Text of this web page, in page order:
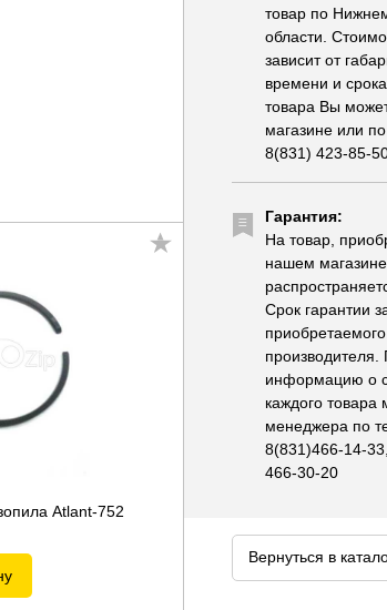
товар по
области.
зависит от
времени и
товара Вы
магазине или
8(831) 423-85-
Гарантия:
На товар,
нашем магазине,
Срок гарантии
производителя.
информацию о
каждого товара
менеджера по
8(831)466-14-
466-30-20
Вернуться в
Atlant-752